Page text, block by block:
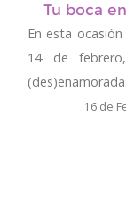
Tu boca
En esta
14 de
16 de